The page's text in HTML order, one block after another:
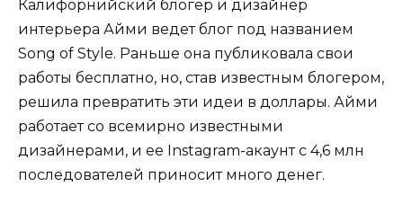
Калифорнийский блогер и дизайнер
интерьера Айми ведет блог под названием
Song of Style. Раньше она публиковала свои
работы бесплатно, но, став известным блогером,
решила превратить эти идеи в доллары. Айми
работает со всемирно известными
дизайнерами, и ее Instagram-акаунт с 4,6 млн
последователей приносит много денег.